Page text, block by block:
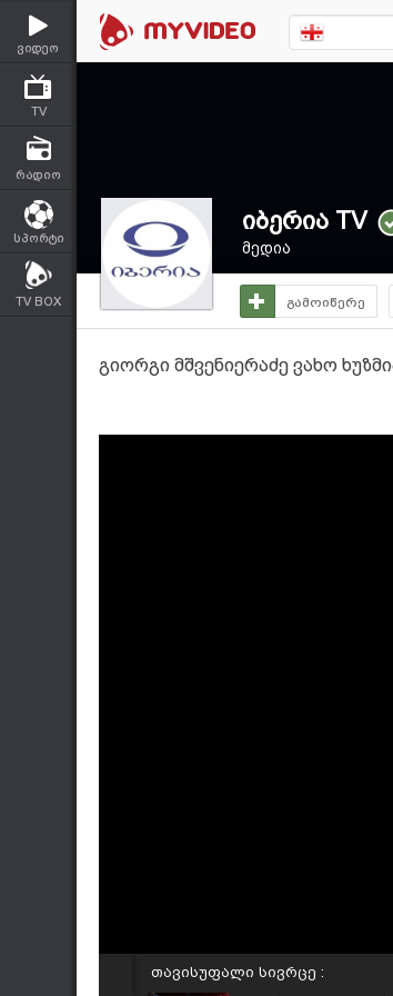
ვიდეო
TV
რადიო
სპორტი
TV BOX
იბერია TV
მედია
გამოიწერე
გიორგი მშვენიერაძე ვახო
თავისუფალი სივრცე :